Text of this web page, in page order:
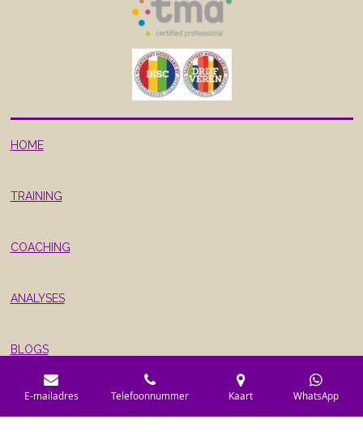
HOME
TRAINING
COACHING
ANALYSES
BLOGS
ACTIES
E-mailadres Telefoonnummer Kaart WhatsApp